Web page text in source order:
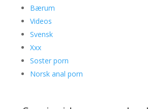
Bærum
Videos
Svensk
Xxx
Soster porn
Norsk anal porn